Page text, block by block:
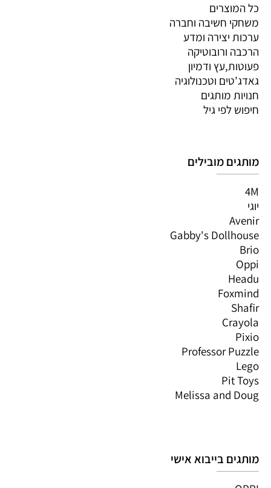
כל המוצרים
משחקי חשיבה וחברה
ערכות יצירה ומדע
הרכבה ורובוטיקה
פעוטות,עץ ודמיון
גאדג’טים וטכנולוגיה
חנויות מותגים
חיפוש לפי גיל
מותגים מובילים
4M
יוגי
Avenir
Gabby's Dollhouse
Brio
Oppi
Headu
Foxmind
Shafir
Crayola
Pixio
Professor Puzzle
Lego
Pit Toys
Melissa and Doug
מותגים בייבוא אישי